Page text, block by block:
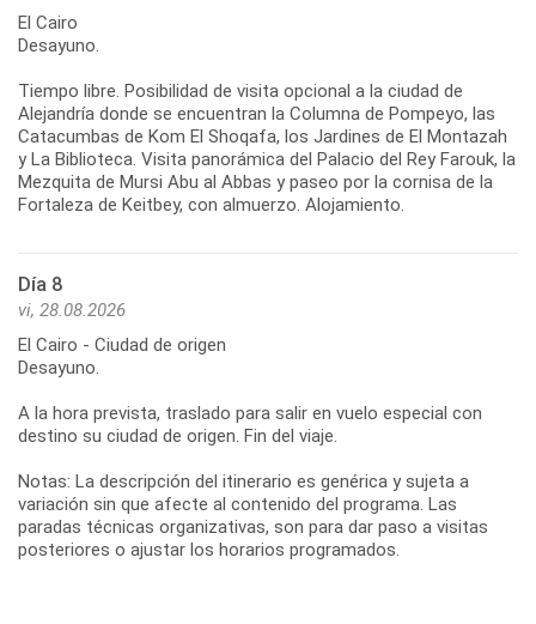
El Cairo
Desayuno.
Tiempo libre. Posibilidad de visita opcional a la ciudad de
Alejandría donde se encuentran la Columna de Pompeyo, las
Catacumbas de Kom El Shoqafa, los Jardines de El Montazah
y La Biblioteca. Visita panorámica del Palacio del Rey Farouk, la
Mezquita de Mursi Abu al Abbas y paseo por la cornisa de la
Fortaleza de Keitbey, con almuerzo. Alojamiento.
Día 8
vi, 28.08.2026
El Cairo - Ciudad de origen
Desayuno.
A la hora prevista, traslado para salir en vuelo especial con
destino su ciudad de origen. Fin del viaje.
Notas: La descripción del itinerario es genérica y sujeta a
variación sin que afecte al contenido del programa. Las
paradas técnicas organizativas, son para dar paso a visitas